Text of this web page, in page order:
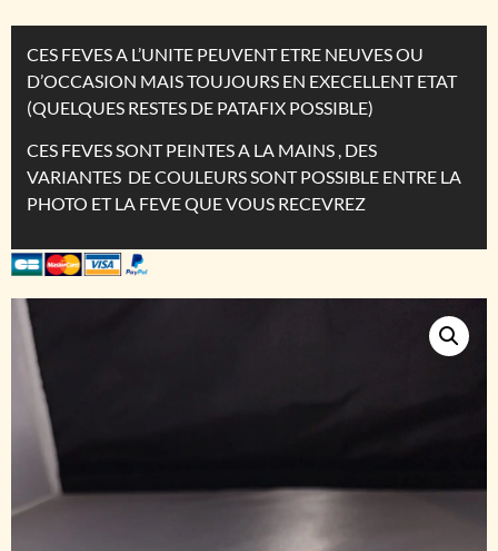
CES FEVES A L’UNITE PEUVENT ETRE NEUVES OU
D’OCCASION MAIS TOUJOURS EN EXECELLENT ETAT
(QUELQUES RESTES DE PATAFIX POSSIBLE)
CES FEVES SONT PEINTES A LA MAINS , DES
VARIANTES DE COULEURS SONT POSSIBLE ENTRE LA
PHOTO ET LA FEVE QUE VOUS RECEVREZ